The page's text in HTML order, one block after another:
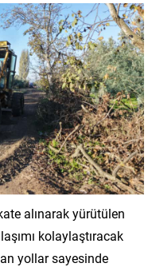
alınarak yürütülen
kolaylaştıracak
yollar sayesinde